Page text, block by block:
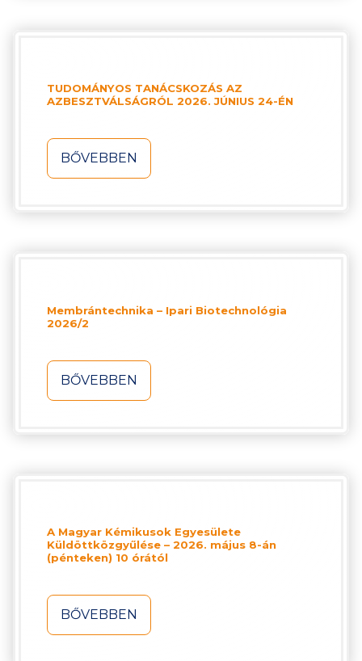
TUDOMÁNYOS TANÁCSKOZÁS AZ
AZBESZTVÁLSÁGRÓL 2026. JÚNIUS 24-ÉN
BŐVEBBEN
Membrántechnika – Ipari Biotechnológia
2026/2
BŐVEBBEN
A Magyar Kémikusok Egyesülete
Küldöttközgyűlése – 2026. május 8-án
(pénteken) 10 órától
BŐVEBBEN